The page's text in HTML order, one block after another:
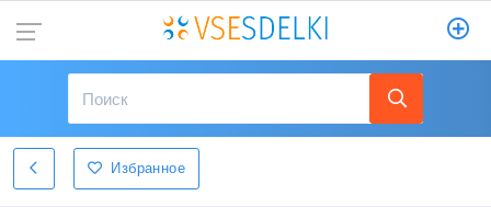
Избранное